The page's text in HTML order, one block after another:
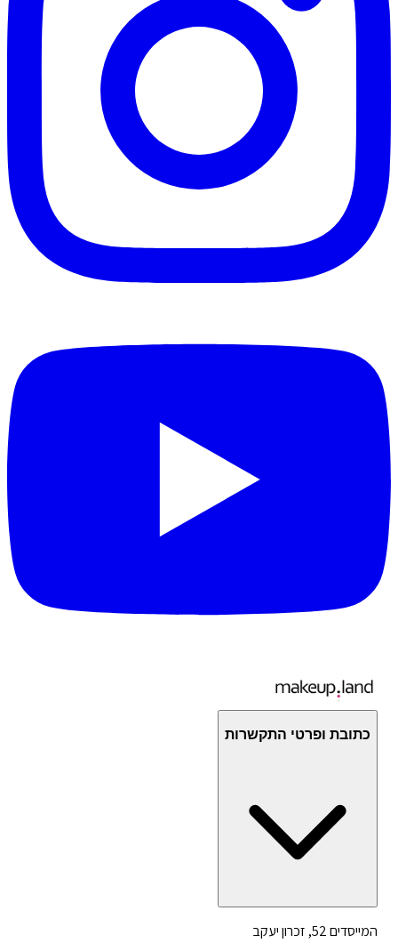
כתובת ופרטי התקשרות
המייסדים 52, זכרון יעקב